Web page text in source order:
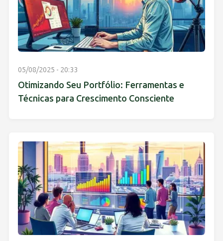
05/08/2025 - 20:33
Otimizando Seu Portfólio: Ferramentas e
Técnicas para Crescimento Consciente